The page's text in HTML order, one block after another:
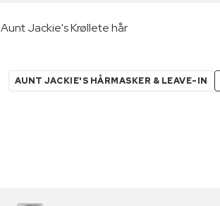
Aunt Jackie's Krøllete hår
AUNT JACKIE'S HÅRMASKER & LEAVE-IN